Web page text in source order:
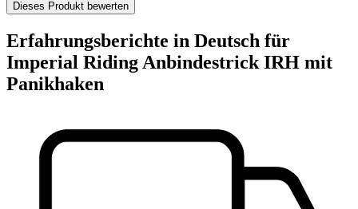
Dieses Produkt bewerten
Erfahrungsberichte in Deutsch für
Imperial Riding Anbindestrick IRH mit
Panikhaken